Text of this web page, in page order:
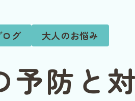
グ 大人のお悩み
予防と